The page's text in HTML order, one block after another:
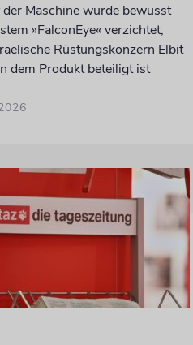
der Maschine wurde bewusst
»FalconEye« verzichtet,
Rüstungskonzern Elbit
dem Produkt beteiligt ist